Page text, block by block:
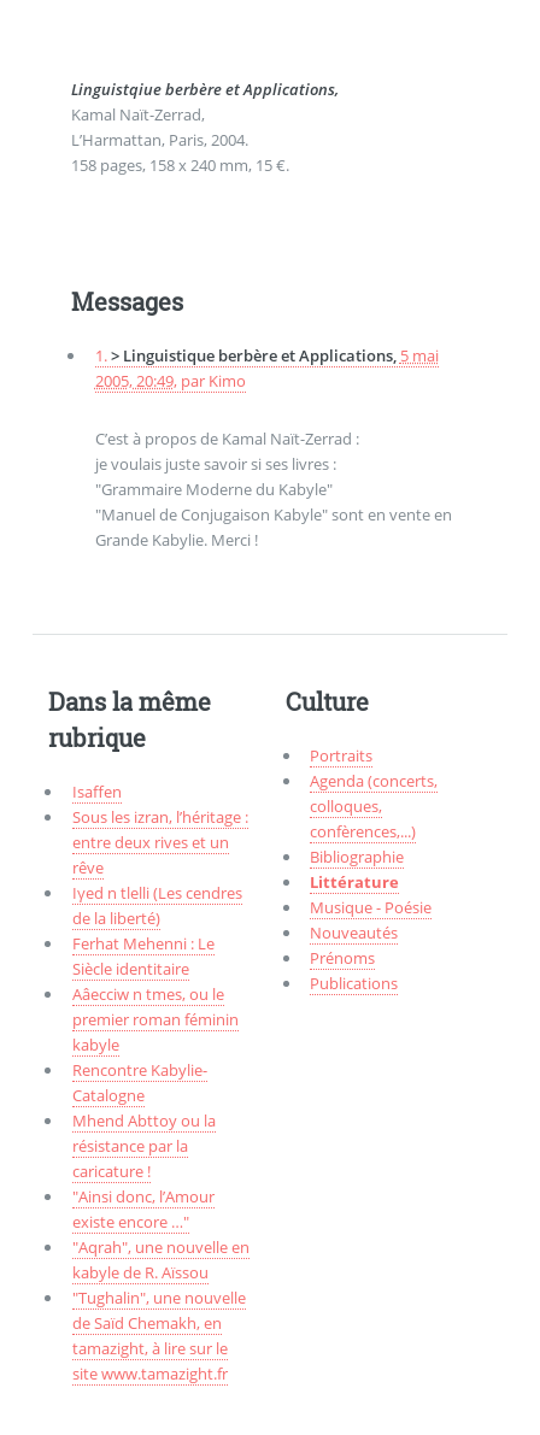
Linguistqiue berbère et Applications,
Kamal Naït-Zerrad,
L’Harmattan, Paris, 2004.
158 pages, 158 x 240 mm, 15 €.
Messages
1.> Linguistique berbère et Applications, 5 mai
2005, 20:49, par Kimo
C’est à propos de Kamal Naït-Zerrad :
je voulais juste savoir si ses livres :
"Grammaire Moderne du Kabyle"
"Manuel de Conjugaison Kabyle" sont en vente en
Grande Kabylie. Merci !
Dans la même
rubrique
Isaffen
Sous les izran, l’héritage :
entre deux rives et un
rêve
Iγed n tlelli (Les cendres
de la liberté)
Ferhat Mehenni : Le
Siècle identitaire
Aâecciw n tmes, ou le
premier roman féminin
kabyle
Rencontre Kabylie-
Catalogne
Mhend Abttoy ou la
résistance par la
caricature !
"Ainsi donc, l’Amour
existe encore …"
"Aqrah", une nouvelle en
kabyle de R. Aïssou
"Tughalin", une nouvelle
de Saïd Chemakh, en
tamazight, à lire sur le
site www.tamazight.fr
Culture
Portraits
Agenda (concerts,
colloques,
confèrences,...)
Bibliographie
Littérature
Musique - Poésie
Nouveautés
Prénoms
Publications